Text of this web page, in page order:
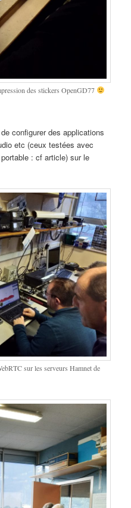
des stickers OpenGD77
configurer des applications
etc (ceux testées avec
: cf article) sur le
sur les serveurs Hamnet de